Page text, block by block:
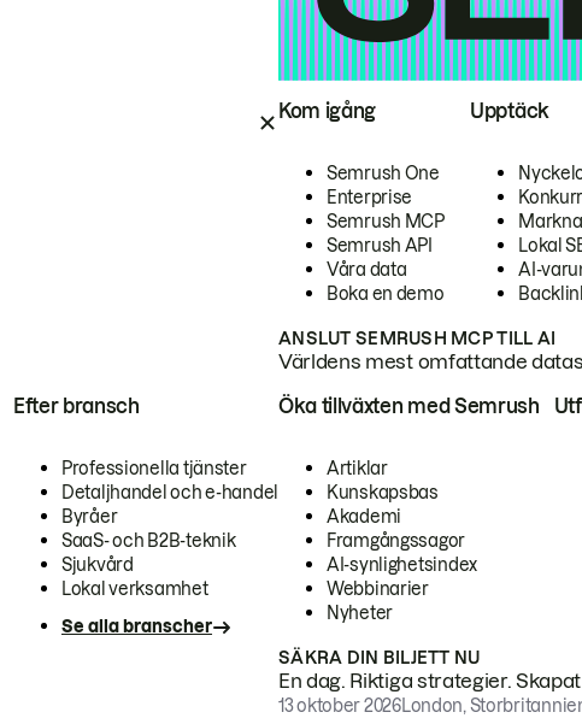
Kom igång
Semrush One
Enterprise
Semrush MCP
Semrush API
Våra data
Boka en demo
Upptäck
Lokal
AI-
ANSLUT SEMRUSH MCP TILL AI
Världens mest omfattande
Efter bransch
Professionella tjänster
Detaljhandel och e-handel
Byråer
SaaS- och B2B-teknik
Sjukvård
Lokal verksamhet
Se alla branscher
Öka tillväxten med Semrush
Artiklar
Kunskapsbas
Akademi
Framgångssagor
AI-synlighetsindex
Webbinarier
Nyheter
SÄKRA DIN BILJETT NU
En dag. Riktiga strategier.
13 oktober 2026London,